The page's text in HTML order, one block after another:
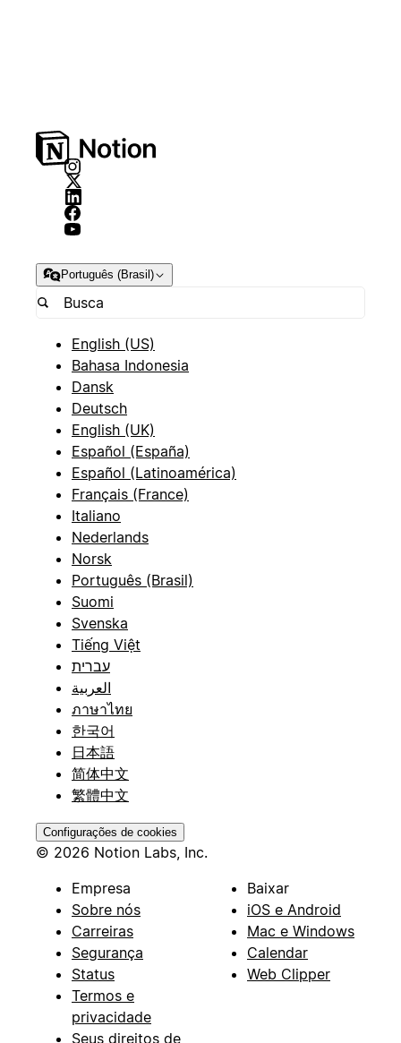
Português (Brasil)
English (US)
Bahasa Indonesia
Dansk
Deutsch
English (UK)
Español (España)
Español (Latinoamérica)
Français (France)
Italiano
Nederlands
Norsk
Português (Brasil)
Suomi
Svenska
Tiếng Việt
עברית
العربية
ภาษาไทย
한국어
日本語
简体中文
繁體中文
Configurações de cookies
© 2026 Notion Labs, Inc.
Empresa
Sobre nós
Carreiras
Segurança
Status
Termos e
privacidade
Seus direitos de
Baixar
iOS e Android
Mac e Windows
Calendar
Web Clipper